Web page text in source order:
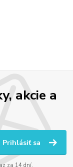
akcie a
Prihlásiť sa
za 14 dní.